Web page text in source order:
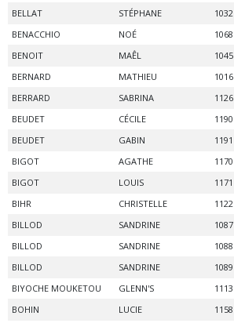
BELLAT
STÉPHANE
1032
BENACCHIO
NOÉ
1068
BENOIT
MAÊL
1045
BERNARD
MATHIEU
1016
BERRARD
SABRINA
1126
BEUDET
CÉCILE
1190
BEUDET
GABIN
1191
BIGOT
AGATHE
1170
BIGOT
LOUIS
1171
BIHR
CHRISTELLE
1122
BILLOD
SANDRINE
1087
BILLOD
SANDRINE
1088
BILLOD
SANDRINE
1089
BIYOCHE MOUKETOU
GLENN'S
1113
BOHIN
LUCIE
1158